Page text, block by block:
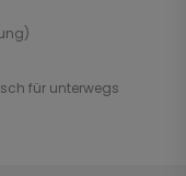
für unterwegs